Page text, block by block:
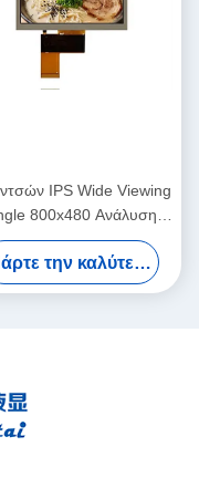
IPS Wide Viewing
800x480 Ανάλυση
Αυτοματοποιημένη
TFT LCD ΜονάδαΠάρτε την καλύτερη τιμή